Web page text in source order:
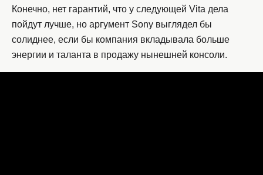
Конечно, нет гарантий, что у следующей Vita дела
пойдут лучше, но аргумент Sony выглядел бы
солиднее, если бы компания вкладывала больше
энергии и таланта в продажу нынешней консоли.